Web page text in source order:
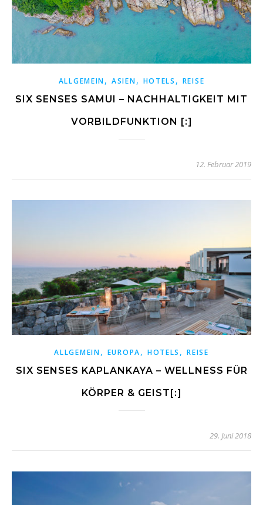
ALLGEMEIN,ASIEN, HOTELS , REISE
SIX SENSES SAMUI – NACHHALTIGKEIT MIT
VORBILDFUNKTION [:]
12. Februar 2019
ALLGEMEIN, EUROPA, HOTELS ,REISE
SIX SENSES KAPLANKAYA – WELLNESS FÜR
KÖRPER & GEIST[:]
29. Juni 2018